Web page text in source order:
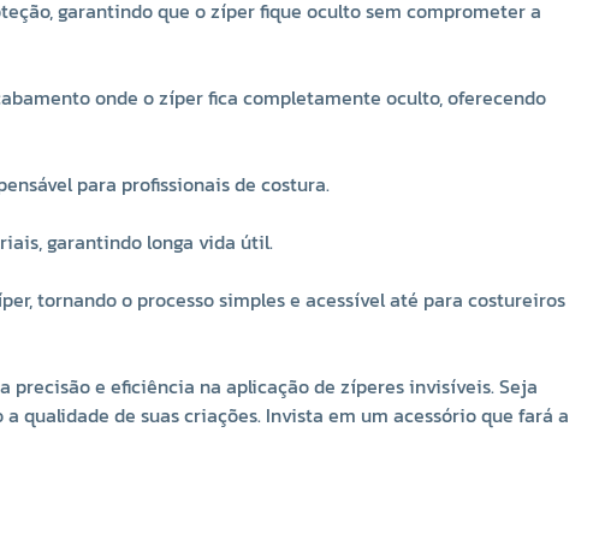
Invisível Industrial S518
Calcador Largo Sem Guia Para Pregar Zíper Invisível
Industrial S518
é extremamente versátil e pode ser
desde moda até itens de decoração. A seguir, algumas
das principais aplicações deste calcador:
Moda:
Vestidos e Saias:
aplicação de zíperes invisíveis em vestidos e saias,
garantindo um acabamento elegante onde o zíper fica
Calças e Bermudas:
Em peças de alfaiataria, o zíper
invisível proporciona um visual limpo e sofisticado. O
garantindo que o zíper fique oculto sem comprometer a
onde o zíper fica completamente oculto, oferecendo
para profissionais de costura.
garantindo longa vida útil.
tornando o processo simples e acessível até para costureiros
precisão e eficiência na aplicação de zíperes invisíveis. Seja
qualidade de suas criações. Invista em um acessório que fará a